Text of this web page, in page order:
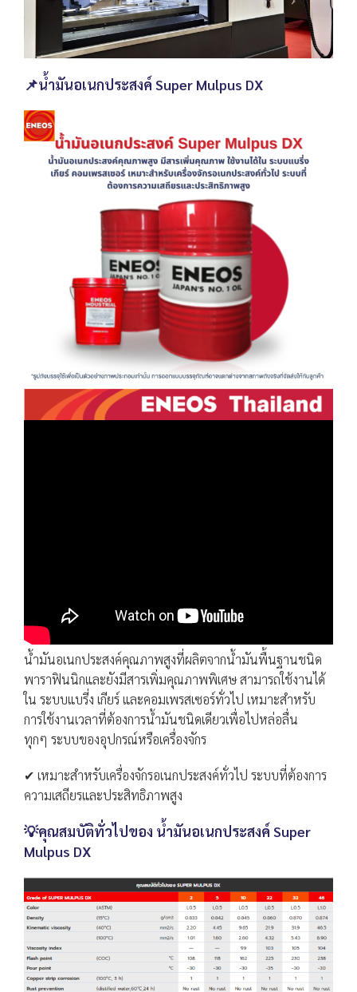
📌น้ำมันอเนกประสงค์ Super Mulpus DX
น้ำมันอเนกประสงค์คุณภาพสูงที่ผลิตจากน้ำมันพื้นฐานชนิด
พาราฟินนิกและยังมีสารเพิ่มคุณภาพพิเศษ สามารถใช้งานได้
ใน ระบบแบรี่ง เกียร์ และคอมเพรสเซอร์ทั่วไป เหมาะสำหรับ
การใช้งานเวลาที่ต้องการน้ำมันชนิดเดียวเพื่อไปหล่อลื่น
ทุกๆ ระบบของอุปกรณ์หรือเครื่องจักร
✔ เหมาะสำหรับเครื่องจักรอเนกประสงค์ทั่วไป ระบบที่ต้องการ
ความเสถียรและประสิทธิภาพสูง
💡คุณสมบัติทั่วไปของ น้ำมันอเนกประสงค์ Super
Mulpus DX